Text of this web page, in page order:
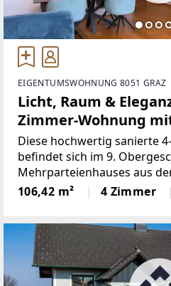
EIGENTUMSWOHNUNG 8051 GRAZ
Licht, Raum &
Zimmer-Wohnung
Diese hochwertig sanierte
befindet sich im 9.
Mehrparteienhauses aus
überzeugt durch ihre
Ausstattung sowie ein
106,42 m² 4 Zimmer